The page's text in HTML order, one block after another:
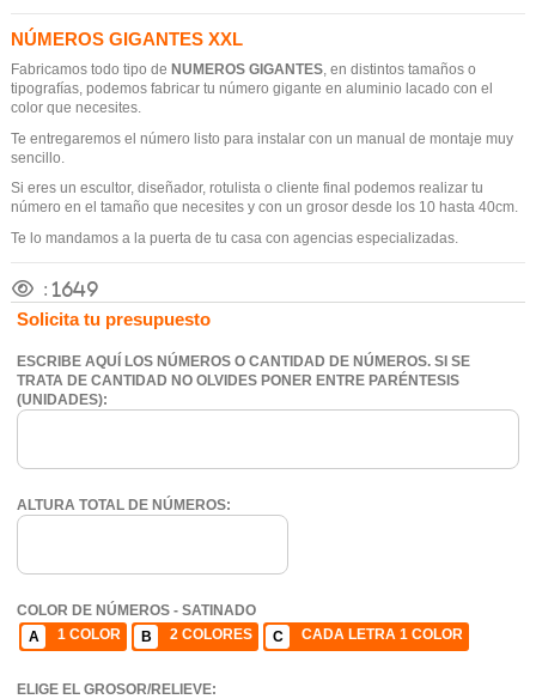
NÚMEROS GIGANTES XXL
Fabricamos todo tipo de NUMEROS GIGANTES, en distintos tamaños o
tipografías, podemos fabricar tu número gigante en aluminio lacado con el
color que necesites.
Te entregaremos el número listo para instalar con un manual de montaje muy
sencillo.
Si eres un escultor, diseñador, rotulista o cliente final podemos realizar tu
número en el tamaño que necesites y con un grosor desde los 10 hasta 40cm.
Te lo mandamos a la puerta de tu casa con agencias especializadas.
:1649
Solicita tu presupuesto
ESCRIBE AQUÍ LOS NÚMEROS O CANTIDAD DE NÚMEROS. SI SE
TRATA DE CANTIDAD NO OLVIDES PONER ENTRE PARÉNTESIS
(UNIDADES):
ALTURA TOTAL DE NÚMEROS:
COLOR DE NÚMEROS - SATINADO
A
1 COLOR B 2 COLORES C CADA LETRA 1 COLOR
ELIGE EL GROSOR/RELIEVE: